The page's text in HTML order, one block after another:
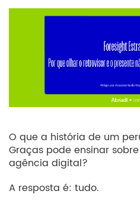
O que a história de um
Graças pode ensinar
agência digital?
A resposta é: tudo.